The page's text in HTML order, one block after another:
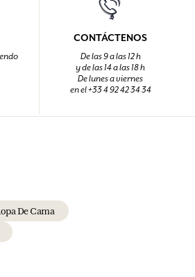
CONTÁCTENOS
De las 9 a las 12 h
y de las 14 a las 18 h
De lunes a viernes
en el +33 4 92 42 34 34
De Cama